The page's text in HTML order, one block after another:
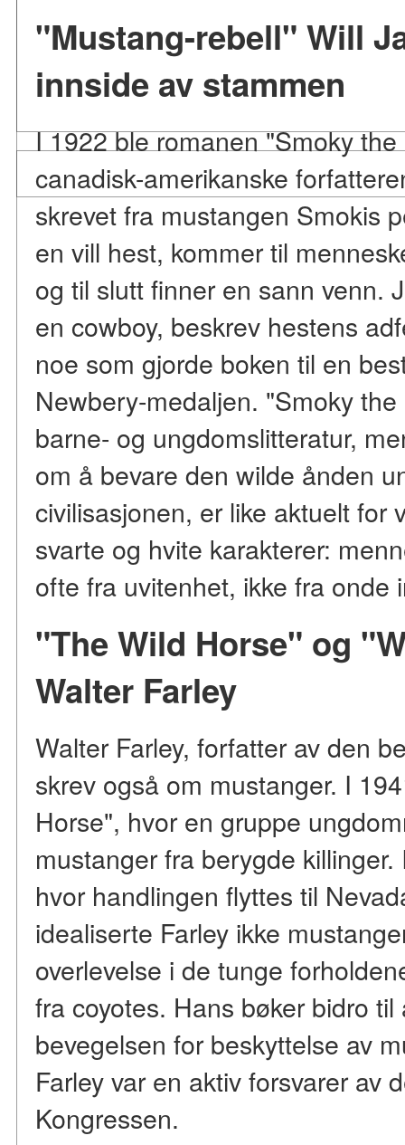
"Mustang-rebell" Will
innside av stammen
I 1922 ble romanen "Smoky
canadisk-amerikanske
skrevet fra mustangen Smokis
en vill hest, kommer til
og til slutt finner en sann venn.
en cowboy, beskrev hestens
noe som gjorde boken til en
Newbery-medaljen. "Smoky
barne- og ungdomslitteratur,
om å bevare den wilde ånden
civilisasjonen, er like aktuelt for
svarte og hvite karakterer:
ofte fra uvitenhet, ikke fra onde
"The Wild Horse" og
Walter Farley
Walter Farley, forfatter av den
skrev også om mustanger. I
Horse", hvor en gruppe
mustanger fra berygde
hvor handlingen flyttes til
idealiserte Farley ikke
overlevelse i de tunge
fra coyotes. Hans bøker bidro
bevegelsen for beskyttelse av
Farley var en aktiv forsvarer av
Kongressen.